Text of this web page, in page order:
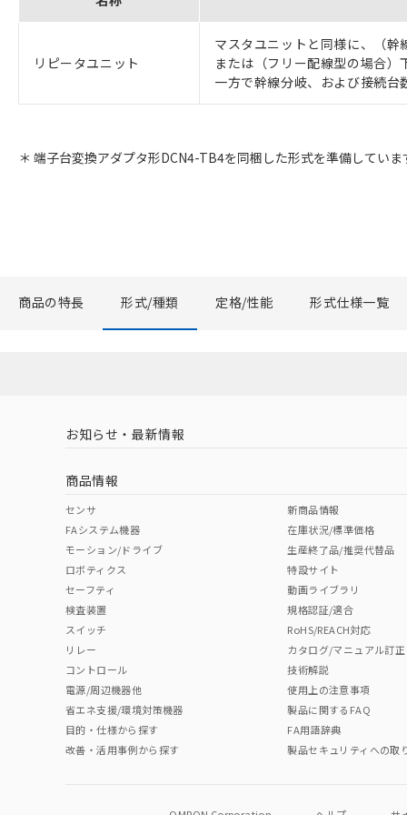
リピータユニット
マスタユニットと同様に、（
または（フリー配線型の場合
一方で幹線分岐、および接続
＊ 端子台変換アダプタ形DCN4-TB4を同梱した形式を準備してい
商品の特長 形式/種類 定格/性能 形式仕様一覧
お知らせ・最新情報
商品情報
センサ
FAシステム機器
モーション/ドライブ
ロボティクス
セーフティ
検査装置
スイッチ
リレー
コントロール
電源/周辺機器他
省エネ支援/環境対策機器
目的・仕様から探す
改善・活用事例から探す
新商品情報
在庫状況/標準価格
生産終了品/推奨代替品
特設サイト
動画ライブラリ
規格認証/適合
RoHS/REACH対応
カタログ/マニュアル訂正
技術解説
使用上の注意事項
製品に関するFAQ
FA用語辞典
製品セキュリティへの取